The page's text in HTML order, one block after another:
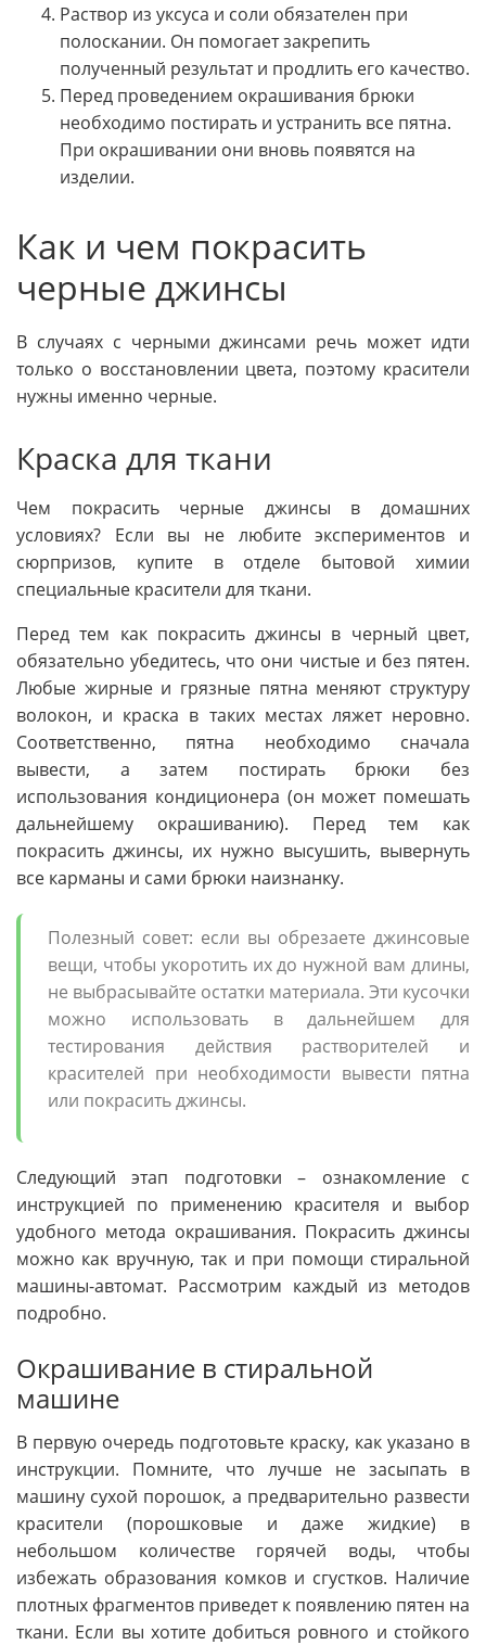
Раствор из уксуса и соли обязателен при
полоскании. Он помогает закрепить
полученный результат и продлить его качество.
Перед проведением окрашивания брюки
необходимо постирать и устранить все пятна.
При окрашивании они вновь появятся на
изделии.
Как и чем покрасить
черные джинсы
В случаях с черными джинсами речь может идти
только о восстановлении цвета, поэтому красители
нужны именно черные.
Краска для ткани
Чем покрасить черные джинсы в домашних
условиях? Если вы не любите экспериментов и
сюрпризов, купите в отделе бытовой химии
специальные красители для ткани.
Перед тем как покрасить джинсы в черный цвет,
обязательно убедитесь, что они чистые и без пятен.
Любые жирные и грязные пятна меняют структуру
волокон, и краска в таких местах ляжет неровно.
Соответственно, пятна необходимо сначала
вывести, а затем постирать брюки без
использования кондиционера (он может помешать
дальнейшему окрашиванию). Перед тем как
покрасить джинсы, их нужно высушить, вывернуть
все карманы и сами брюки наизнанку.
Полезный совет: если вы обрезаете джинсовые
вещи, чтобы укоротить их до нужной вам длины,
не выбрасывайте остатки материала. Эти кусочки
можно использовать в дальнейшем для
тестирования действия растворителей и
красителей при необходимости вывести пятна
или покрасить джинсы.
Следующий этап подготовки – ознакомление с
инструкцией по применению красителя и выбор
удобного метода окрашивания. Покрасить джинсы
можно как вручную, так и при помощи стиральной
машины-автомат. Рассмотрим каждый из методов
подробно.
Окрашивание в стиральной
машине
В первую очередь подготовьте краску, как указано в
инструкции. Помните, что лучше не засыпать в
машину сухой порошок, а предварительно развести
красители (порошковые и даже жидкие) в
небольшом количестве горячей воды, чтобы
избежать образования комков и сгустков. Наличие
плотных фрагментов приведет к появлению пятен на
ткани. Если вы хотите добиться ровного и стойкого